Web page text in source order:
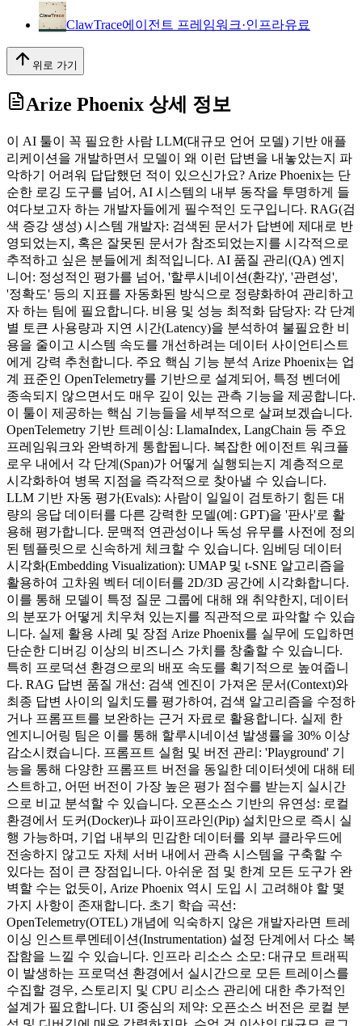
ClawTrace에이전트 프레임워크·인프라유료
위로 가기
Arize Phoenix 상세 정보
이 AI 툴이 꼭 필요한 사람 LLM(대규모 언어 모델) 기반 애플
리케이션을 개발하면서 모델이 왜 이런 답변을 내놓았는지 파
악하기 어려워 답답했던 적이 있으신가요? Arize Phoenix는 단
순한 로깅 도구를 넘어, AI 시스템의 내부 동작을 투명하게 들
여다보고자 하는 개발자들에게 필수적인 도구입니다. RAG(검
색 증강 생성) 시스템 개발자: 검색된 문서가 답변에 제대로 반
영되었는지, 혹은 잘못된 문서가 참조되었는지를 시각적으로
추적하고 싶은 분들에게 최적입니다. AI 품질 관리(QA) 엔지
니어: 정성적인 평가를 넘어, '할루시네이션(환각)', '관련성',
'정확도' 등의 지표를 자동화된 방식으로 정량화하여 관리하고
자 하는 팀에 필요합니다. 비용 및 성능 최적화 담당자: 각 단계
별 토큰 사용량과 지연 시간(Latency)을 분석하여 불필요한 비
용을 줄이고 시스템 속도를 개선하려는 데이터 사이언티스트
에게 강력 추천합니다. 주요 핵심 기능 분석 Arize Phoenix는 업
계 표준인 OpenTelemetry를 기반으로 설계되어, 특정 벤더에
종속되지 않으면서도 매우 깊이 있는 관측 기능을 제공합니다.
이 툴이 제공하는 핵심 기능들을 세부적으로 살펴보겠습니다.
OpenTelemetry 기반 트레이싱: LlamaIndex, LangChain 등 주요
프레임워크와 완벽하게 통합됩니다. 복잡한 에이전트 워크플
로우 내에서 각 단계(Span)가 어떻게 실행되는지 계층적으로
시각화하여 병목 지점을 즉각적으로 찾아낼 수 있습니다.
LLM 기반 자동 평가(Evals): 사람이 일일이 검토하기 힘든 대
량의 응답 데이터를 다른 강력한 모델(예: GPT)을 '판사'로 활
용해 평가합니다. 문맥적 연관성이나 독성 유무를 사전에 정의
된 템플릿으로 신속하게 체크할 수 있습니다. 임베딩 데이터
시각화(Embedding Visualization): UMAP 및 t-SNE 알고리즘을
활용하여 고차원 벡터 데이터를 2D/3D 공간에 시각화합니다.
이를 통해 모델이 특정 질문 그룹에 대해 왜 취약한지, 데이터
의 분포가 어떻게 치우쳐 있는지를 직관적으로 파악할 수 있습
니다. 실제 활용 사례 및 장점 Arize Phoenix를 실무에 도입하면
단순한 디버깅 이상의 비즈니스 가치를 창출할 수 있습니다.
특히 프로덕션 환경으로의 배포 속도를 획기적으로 높여줍니
다. RAG 답변 품질 개선: 검색 엔진이 가져온 문서(Context)와
최종 답변 사이의 일치도를 평가하여, 검색 알고리즘을 수정하
거나 프롬프트를 보완하는 근거 자료로 활용합니다. 실제 한
엔지니어링 팀은 이를 통해 할루시네이션 발생률을 30% 이상
감소시켰습니다. 프롬프트 실험 및 버전 관리: 'Playground' 기
능을 통해 다양한 프롬프트 버전을 동일한 데이터셋에 대해 테
스트하고, 어떤 버전이 가장 높은 평가 점수를 받는지 실시간
으로 비교 분석할 수 있습니다. 오픈소스 기반의 유연성: 로컬
환경에서 도커(Docker)나 파이프라인(Pip) 설치만으로 즉시 실
행 가능하며, 기업 내부의 민감한 데이터를 외부 클라우드에
전송하지 않고도 자체 서버 내에서 관측 시스템을 구축할 수
있다는 점이 큰 장점입니다. 아쉬운 점 및 한계 모든 도구가 완
벽할 수는 없듯이, Arize Phoenix 역시 도입 시 고려해야 할 몇
가지 사항이 존재합니다. 초기 학습 곡선:
OpenTelemetry(OTEL) 개념에 익숙하지 않은 개발자라면 트레
이싱 인스트루멘테이션(Instrumentation) 설정 단계에서 다소 복
잡함을 느낄 수 있습니다. 인프라 리소스 소모: 대규모 트래픽
이 발생하는 프로덕션 환경에서 실시간으로 모든 트레이스를
수집할 경우, 스토리지 및 CPU 리소스 관리에 대한 추가적인
설계가 필요합니다. UI 중심의 제약: 오픈소스 버전은 로컬 분